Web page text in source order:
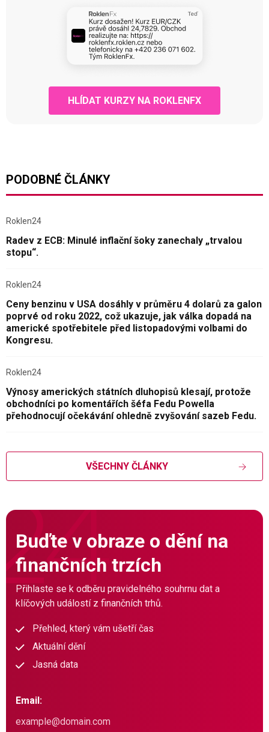
HLÍDAT KURZY NA ROKLENFX
PODOBNÉ ČLÁNKY
Roklen24
Radev z ECB: Minulé inflační šoky zanechaly „trvalou
stopu“.
Roklen24
Ceny benzinu v USA dosáhly v průměru 4 dolarů za galon
poprvé od roku 2022, což ukazuje, jak válka dopadá na
americké spotřebitele před listopadovými volbami do
Kongresu.
Roklen24
Výnosy amerických státních dluhopisů klesají, protože
obchodníci po komentářích šéfa Fedu Powella
přehodnocují očekávání ohledně zvyšování sazeb Fedu.
VŠECHNY ČLÁNKY
Buďte v obraze o dění na
finančních trzích
Přihlaste se k odběru pravidelného souhrnu dat a
klíčových událostí z finančních trhů.
Přehled, který vám ušetří čas
Aktuální dění
Jasná data
Email: